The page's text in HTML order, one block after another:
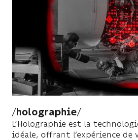
holographie
L’Holographie est la
idéale, offrant l’expérience de